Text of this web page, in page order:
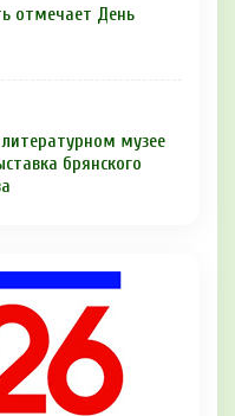
отмечает День
музее
брянского